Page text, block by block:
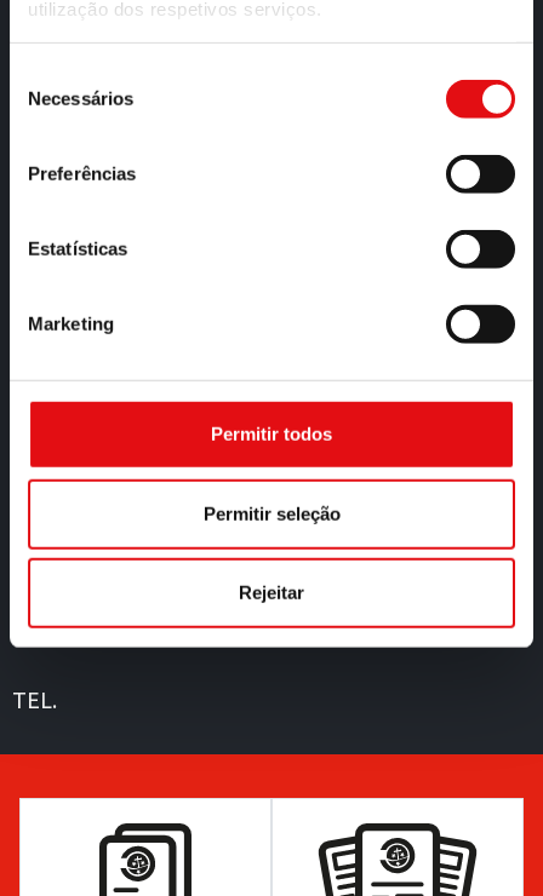
utilização dos respetivos serviços.
Necessários
Preferências
Estatísticas
Marketing
Permitir todos
Permitir seleção
Rejeitar
Email
SECRETÁRIO PESSOAL DO PADRE GERAL
00198 ROMA – ITALIA
TEL.